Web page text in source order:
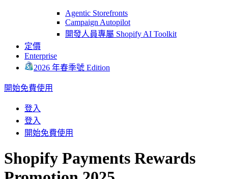
Agentic Storefronts
Campaign Autopilot
開發人員專屬 Shopify AI Toolkit
定價
Enterprise
2026 年春季號 Edition
開始免費使用
登入
登入
開始免費使用
Shopify Payments Rewards